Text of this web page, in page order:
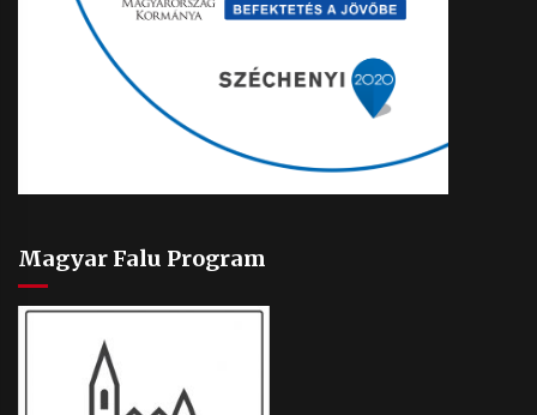
Magyar Falu Program